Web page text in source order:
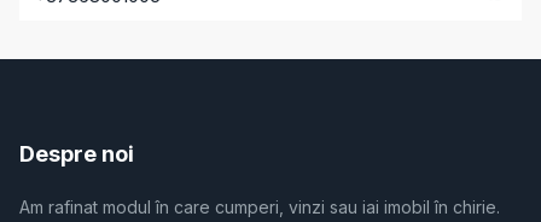
Despre noi
Am rafinat modul în care cumperi, vinzi sau iai imobil în chirie.